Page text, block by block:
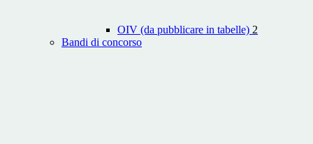
OIV (da pubblicare in tabelle) 2
Bandi di concorso